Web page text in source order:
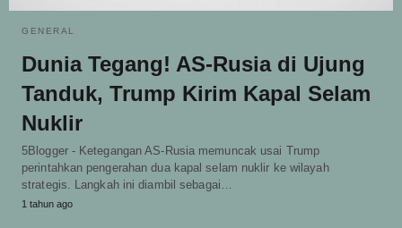
GENERAL
Dunia Tegang! AS-Rusia di Ujung
Tanduk, Trump Kirim Kapal Selam
Nuklir
5Blogger - Ketegangan AS-Rusia memuncak usai Trump
perintahkan pengerahan dua kapal selam nuklir ke wilayah
strategis. Langkah ini diambil sebagai…
1 tahun ago